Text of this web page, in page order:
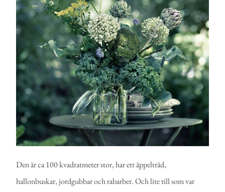
Den är ca 100 kvadratmeter stor, har ett äppelträd,
hallonbuskar, jordgubbar och rabarber. Och lite till som var